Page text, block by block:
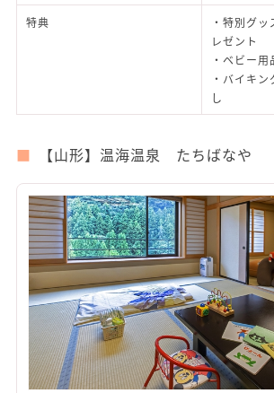
特典
・特別グ
レゼント
・ベビー用
・バイキ
し
【山形】温海温泉 たちばなや